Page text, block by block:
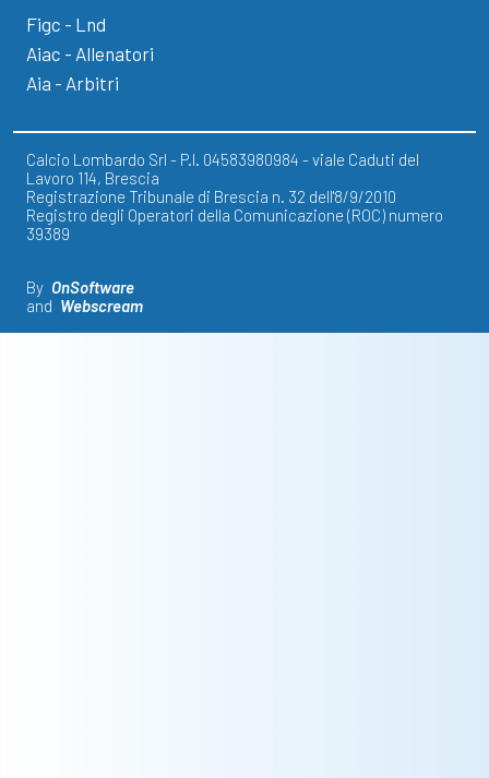
Figc - Lnd
Aiac - Allenatori
Aia - Arbitri
Calcio Lombardo Srl - P.I. 04583980984 - viale Caduti del
Lavoro 114, Brescia
Registrazione Tribunale di Brescia n. 32 dell'8/9/2010
Registro degli Operatori della Comunicazione (ROC) numero
39389
By OnSoftware
and Webscream